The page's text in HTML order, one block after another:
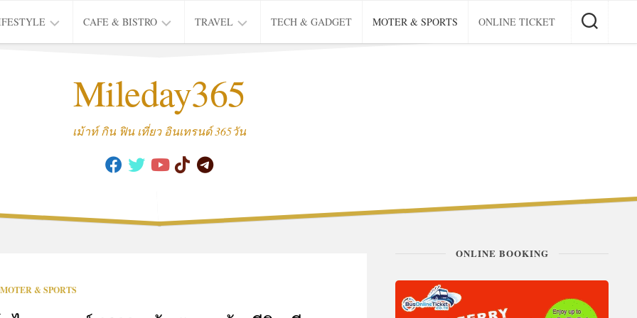
MOVIE
CAFE & BISTRO
CAFE
TRAVEL
THAI
TRIP
TECH & GADGET MOTER & SPORTS ONLINE TICKET
Mileday365
เม้าท์ กิน ฟิน เที่ยว อินเทรนด์ 365วัน
MOTER & SPORTS
ONLINE BOOKING